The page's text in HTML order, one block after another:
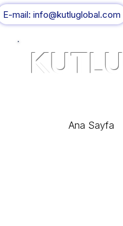
E-mail: info@kutluglobal.com
KUTLU
Ana Sayfa